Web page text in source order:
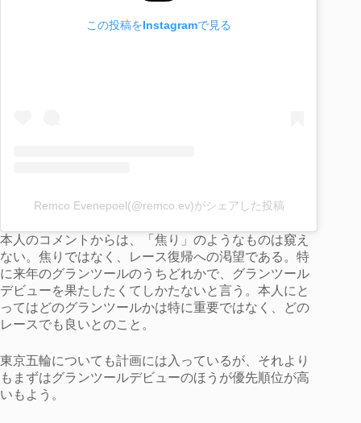
この投稿をInstagramで見る
Remco Evenepoel(@remco.ev)がシェアした投稿
本人のコメントからは、「焦り」のようなものは窺え
ない。焦りではなく、レース復帰への渇望である。特
に来年のグランツールのうちどれかで、グランツール
デビューを果たしたくてしかたないと言う。本人にと
ってはどのグランツールかは特に重要ではなく、どの
レースでも良いとのこと。
東京五輪についても計画には入っているが、それより
もまずはグランツールデビューのほうが優先順位が高
いもよう。